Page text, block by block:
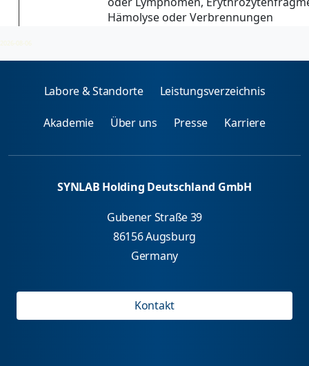
Hämolyse oder Verbrennungen
2026-08-06
Labore & Standorte Leistungsverzeichnis
Akademie Über uns Presse Karriere
SYNLAB Holding Deutschland GmbH
Gubener Straße 39
86156 Augsburg
Germany
Kontakt